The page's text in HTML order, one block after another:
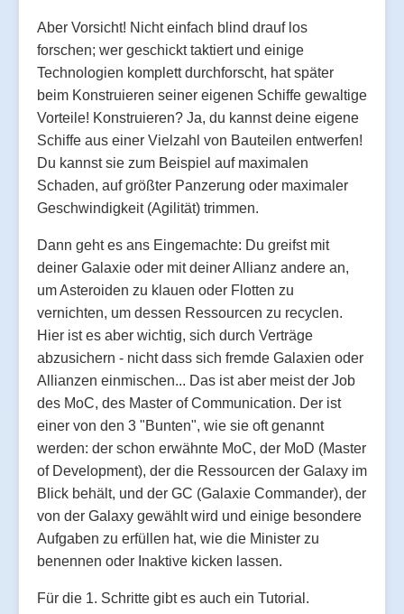
Aber Vorsicht! Nicht einfach blind drauf los
forschen; wer geschickt taktiert und einige
Technologien komplett durchforscht, hat später
beim Konstruieren seiner eigenen Schiffe gewaltige
Vorteile! Konstruieren? Ja, du kannst deine eigene
Schiffe aus einer Vielzahl von Bauteilen entwerfen!
Du kannst sie zum Beispiel auf maximalen
Schaden, auf größter Panzerung oder maximaler
Geschwindigkeit (Agilität) trimmen.
Dann geht es ans Eingemachte: Du greifst mit
deiner Galaxie oder mit deiner Allianz andere an,
um Asteroiden zu klauen oder Flotten zu
vernichten, um dessen Ressourcen zu recyclen.
Hier ist es aber wichtig, sich durch Verträge
abzusichern - nicht dass sich fremde Galaxien oder
Allianzen einmischen... Das ist aber meist der Job
des MoC, des Master of Communication. Der ist
einer von den 3 "Bunten", wie sie oft genannt
werden: der schon erwähnte MoC, der MoD (Master
of Development), der die Ressourcen der Galaxy im
Blick behält, und der GC (Galaxie Commander), der
von der Galaxy gewählt wird und einige besondere
Aufgaben zu erfüllen hat, wie die Minister zu
benennen oder Inaktive kicken lassen.
Für die 1. Schritte gibt es auch ein Tutorial.